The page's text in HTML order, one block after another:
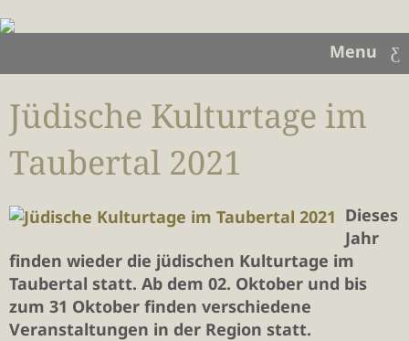
Menu
Jüdische Kulturtage im
Taubertal 2021
Dieses
Jahr
finden wieder die jüdischen Kulturtage im
Taubertal statt. Ab dem 02. Oktober und bis
zum 31 Oktober finden verschiedene
Veranstaltungen in der Region statt.